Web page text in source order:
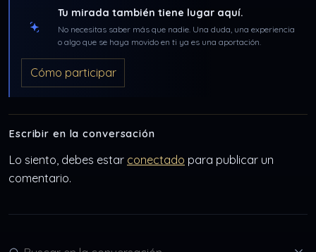
Tu mirada también tiene lugar aquí.
No necesitas saber más que nadie. Una duda, una experiencia
o algo que se haya movido en ti ya es una aportación.
Cómo participar
Escribir en la conversación
Lo siento, debes estar conectado para publicar un
comentario.